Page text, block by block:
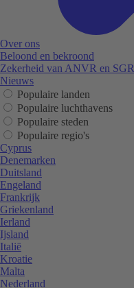
Over ons
Beloond en bekroond
Zekerheid van ANVR en SGR
Nieuws
Populaire landen
Populaire luchthavens
Populaire steden
Populaire regio's
Cyprus
Denemarken
Duitsland
Engeland
Frankrijk
Griekenland
Ierland
Ijsland
Italië
Kroatie
Malta
Nederland